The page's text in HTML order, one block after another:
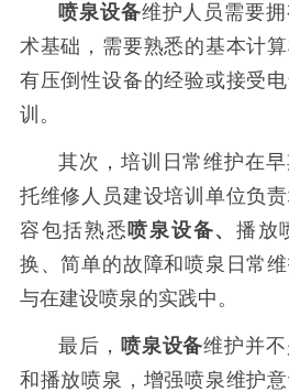
喷泉设备维护人员需要
术基础，需要熟悉的基本计
有压倒性设备的经验或接受
训。
其次，培训日常维护在
托维修人员建设培训单位负
容包括熟悉喷泉设备、 播放
换、简单的故障和喷泉日常
与在建设喷泉的实践中。
最后， 喷泉设备维护并
和播放喷泉，增强喷泉维护